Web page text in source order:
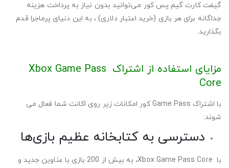
گیفت کارت گیم پس کور می‌توانید بدون نیاز به پرداخت هزینه
جداگانه برای هر بازی (خرید اعتبار دلاری) ، به این دنیای پرماجرا قدم
بگذارید.
مزایای استفاده از اشتراک Xbox Game Pass
Core
با اشتراک Game Pass کور امکانات زیر روی اکانت شما فعال می
شوند:
دسترسی به کتابخانه عظیم بازی‌ها
با Xbox Game Pass Core، به بیش از 200 بازی با عناوین جدید و